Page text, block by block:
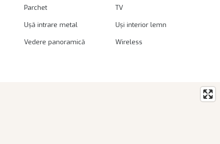
Parchet TV
Ușă intrare metal Uși interior lemn
Vedere panoramică Wireless